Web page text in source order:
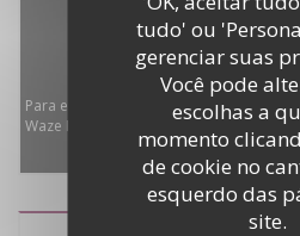
tudo' ou
gerenciar suas
Você pode
escolhas a
momento
de cookie no
esquerdo das
site.
Para exibir o mapa interativo do Waze,
Waze Map (Google). Esses cookies
e localização.